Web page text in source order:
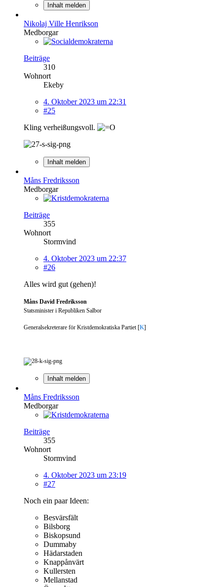
Inhalt melden
Nikolaj Ville Henrikson
Medborgar
Beiträge
310
Wohnort
Ekeby
4. Oktober 2023 um 22:31
#25
Kling verheißungsvoll.
Inhalt melden
Måns Fredriksson
Medborgar
Beiträge
355
Wohnort
Stormvind
4. Oktober 2023 um 22:37
#26
Alles wird gut (gehen)!
Måns David Fredriksson
Statsminister i Republiken Salbor
Generalsekreterare för Kristdemokratiska Partiet [K]
Inhalt melden
Måns Fredriksson
Medborgar
Beiträge
355
Wohnort
Stormvind
4. Oktober 2023 um 23:19
#27
Noch ein paar Ideen:
Besvärsfält
Bilsborg
Biskopsund
Dummaby
Hädarstaden
Knappånvärt
Kullersten
Mellanstad